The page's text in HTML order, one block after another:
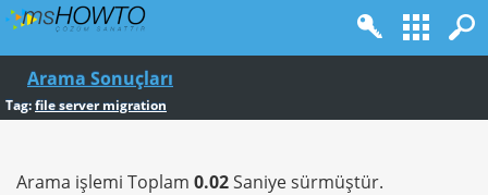
Arama Sonuçları
Tag:file server migration
Arama işlemi Toplam 0.02Saniye sürmüştür.